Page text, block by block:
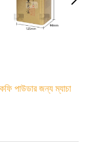
পাউডার জন্য ম্যাচা